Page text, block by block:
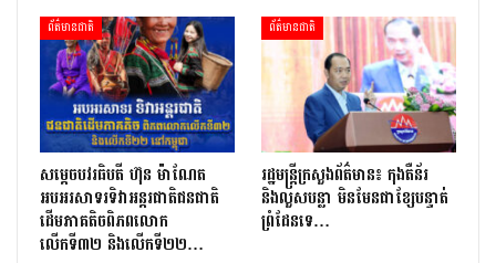
ព័ត៌មានជាតិ
សម្តេចបវរធិបតី ហ៊ុន ម៉ាណែត
អបអរសាទរទិវាអន្តរជាតិជនជាតិ
ដើមភាគតិចពិភពលោក
លើកទី៣២ និងលើកទី២២…
ព័ត៌មានជាតិ
រដ្ឋមន្ត្រីក្រសួងព័ត៌មាន៖ កុងតឺន័រ
និងលួសបន្លា មិនមែនជាខ្សែបន្ទាត់
ព្រំដែនទេ…